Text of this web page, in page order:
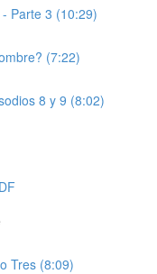
Parte 3 (10:29)
(7:22)
8 y 9 (8:02)
Tres (8:09)